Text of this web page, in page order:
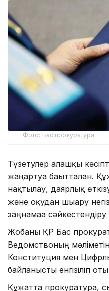
Фото: Бас прокуратура
Түзетулер алғашқы
жаңартуға бағытталған.
нақтылау, даярлық
және оқудан шығару
заңнамаға
Жобаны ҚР Бас
Ведомствоның
Конституция мен
байланысты енгізіліп
Құжатта прокуратура,